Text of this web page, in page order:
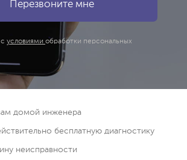
условиями обработки персональных
домой инженера
бесплатную диагностику
неисправности